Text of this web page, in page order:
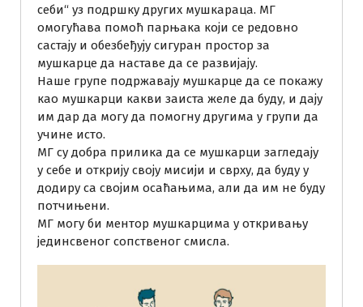
себи“ уз подршку других мушкараца. МГ
омогућава помоћ парњака који се редовно
састају и обезбеђују сигуран простор за
мушкарце да наставе да се развијају.
Наше групе подржавају мушкарце да се покажу
као мушкарци какви заиста желе да буду, и дају
им дар да могу да помогну другима у групи да
учине исто.
МГ су добра прилика да се мушкарци загледају
у себе и открију своју мисији и сврху, да буду у
додиру са својим осаћањима, али да им не буду
потчињени.
МГ могу би ментор мушкарцима у откривању
јединсвеног сопственог смисла.